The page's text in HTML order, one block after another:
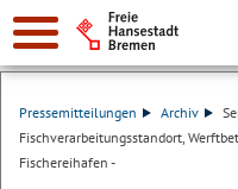
Suche:
Pressemitteilungen Archiv
Fischverarbeitungsstandort,
Fischereihafen -